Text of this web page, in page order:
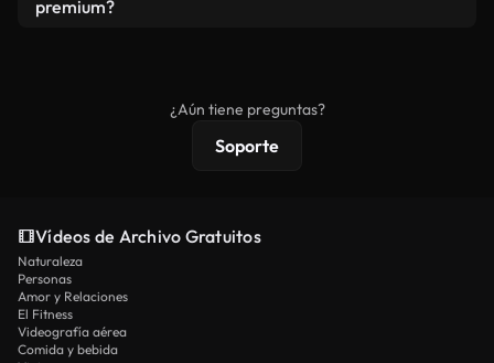
premium?
protecciones de licencia extendidas.
¿Aún tiene preguntas?
Soporte
Vídeos de Archivo Gratuitos
Naturaleza
Personas
Amor y Relaciones
El Fitness
Videografía aérea
Comida y bebida